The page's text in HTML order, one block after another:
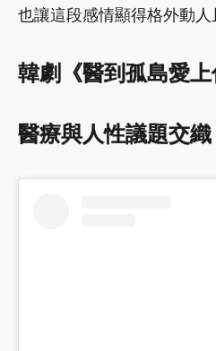
也讓這段感情顯得格外動人
韓劇《醫到孤島愛
醫療與人性議題交織